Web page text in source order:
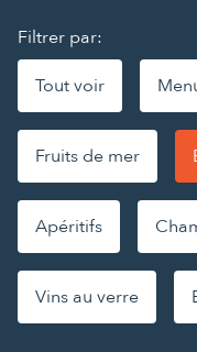
Filtrer par:
Tout voir
Fruits de mer
Apéritifs
Vins au verre